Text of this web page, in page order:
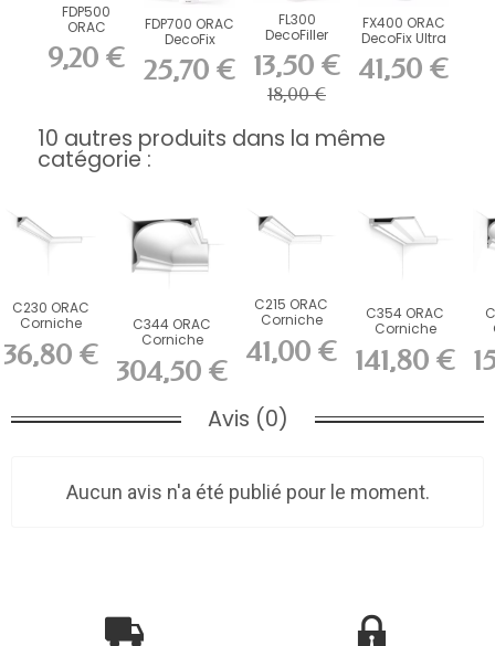
FDP500
ORAC
DecoFix Pro
310 ml
9,20 €
FDP700 ORAC
DecoFix
Power 290 ml
25,70 €
FL300
DecoFiller
13,50 €
18,00 €
FX400 ORAC
DecoFix Ultra
270 ml
41,50 €
10 autres produits dans la même
catégorie :
C230 ORAC
Corniche
Purotouch
L200 x H2,9 x...
36,80 €
C344 ORAC
Corniche
Purotouch L200
x H27,3...
304,50 €
C215 ORAC
Corniche
Purotouch
L200 x H4,7 x...
41,00 €
C354 ORAC
Corniche
Purotouch
L200 x H4 x...
141,80 €
Avis (0)
Aucun avis n'a été publié pour le moment.